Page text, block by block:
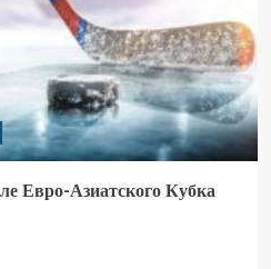
Евро-Азиатского Кубка